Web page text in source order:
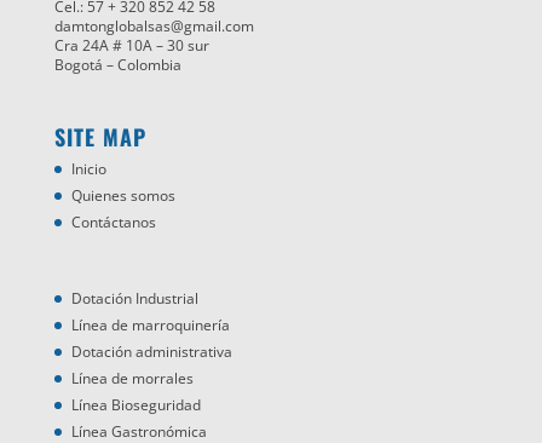
Cel.: 57 + 320 852 42 58
damtonglobalsas@gmail.com
Cra 24A # 10A – 30 sur
Bogotá – Colombia
SITE MAP
Inicio
Quienes somos
Contáctanos
Dotación Industrial
Línea de marroquinería
Dotación administrativa
Línea de morrales
Línea Bioseguridad
Línea Gastronómica